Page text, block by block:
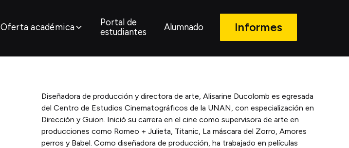
Oferta académica
Portal de
estudiantes
Alumnado Informes
Diseñadora de producción y directora de arte, Alisarine Ducolomb es egresada
del Centro de Estudios Cinematográficos de la UNAN, con especialización en
Dirección y Guion. Inició su carrera en el cine como supervisora de arte en
producciones como Romeo + Julieta, Titanic, La máscara del Zorro, Amores
perros y Babel. Como diseñadora de producción, ha trabajado en películas